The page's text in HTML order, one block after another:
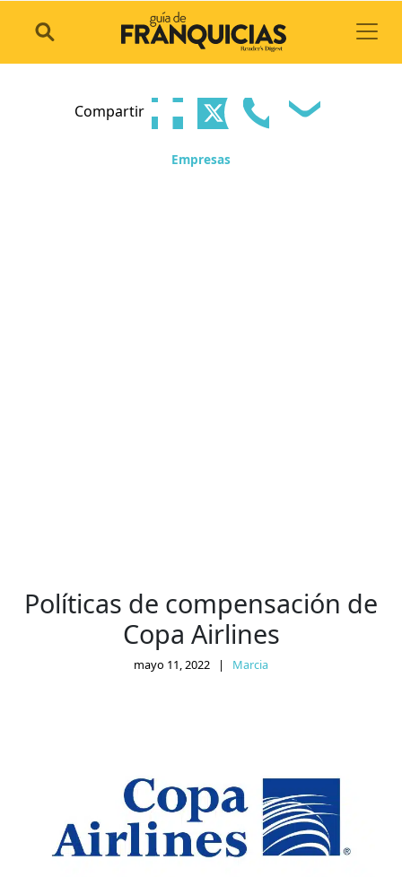
Compartir
Empresas
Políticas de compensación de
Copa Airlines
mayo 11, 2022 | Marcia